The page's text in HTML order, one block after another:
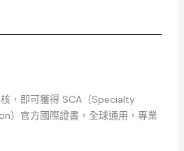
，即可獲得 SCA（Specialty
）官方國際證書，全球通用，專業